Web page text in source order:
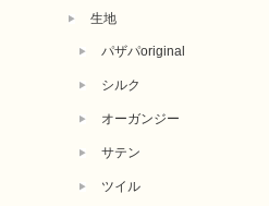
生地
パザパoriginal
シルク
オーガンジー
サテン
ツイル